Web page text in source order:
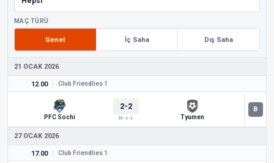
MAÇ TÜRÜ
Genel İç Saha Dış Saha
21 OCAK 2026
12.00 Club Friendlies 1
PFC Sochi
2-2
İY: 1-1 Tyumen
27 OCAK 2026
17.00 Club Friendlies 1